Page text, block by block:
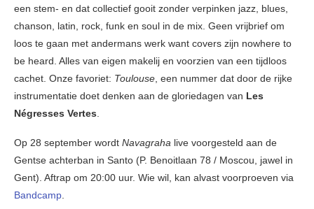
een stem- en dat collectief gooit zonder verpinken jazz, blues,
chanson, latin, rock, funk en soul in de mix. Geen vrijbrief om
loos te gaan met andermans werk want covers zijn nowhere to
be heard. Alles van eigen makelij en voorzien van een tijdloos
cachet. Onze favoriet: Toulouse, een nummer dat door de rijke
instrumentatie doet denken aan de gloriedagen van Les
Négresses Vertes.
Op 28 september wordt Navagraha live voorgesteld aan de
Gentse achterban in Santo (P. Benoitlaan 78 / Moscou, jawel in
Gent). Aftrap om 20:00 uur. Wie wil, kan alvast voorproeven via
Bandcamp.